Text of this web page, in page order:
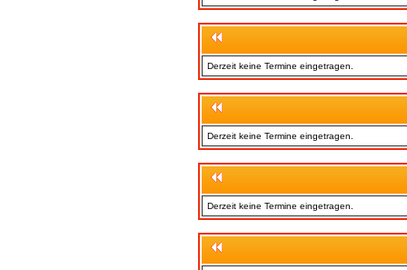
Derzeit keine Termine eingetragen.
Derzeit keine Termine eingetragen.
Derzeit keine Termine eingetragen.